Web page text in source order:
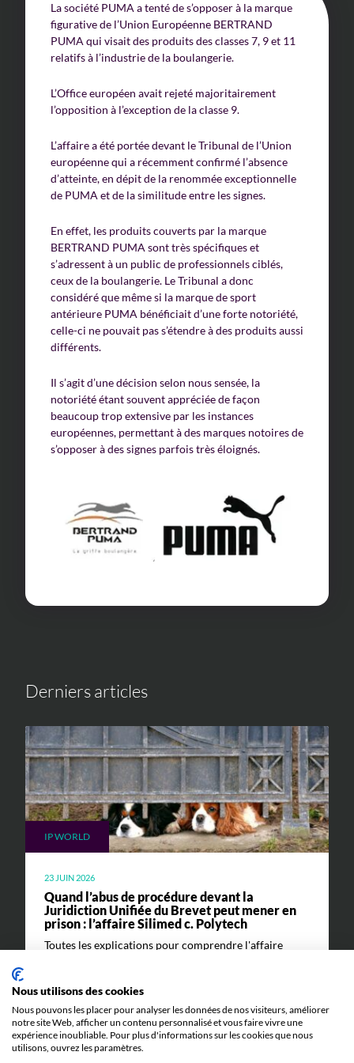
La société PUMA a tenté de s’opposer à la marque
figurative de l’Union Européenne BERTRAND
PUMA qui visait des produits des classes 7, 9 et 11
relatifs à l’industrie de la boulangerie.
L’Office européen avait rejeté majoritairement
l’opposition à l’exception de la classe 9.
L’affaire a été portée devant le Tribunal de l’Union
européenne qui a récemment confirmé l’absence
d’atteinte, en dépit de la renommée exceptionnelle
de PUMA et de la similitude entre les signes.
En effet, les produits couverts par la marque
BERTRAND PUMA sont très spécifiques et
s’adressent à un public de professionnels ciblés,
ceux de la boulangerie. Le Tribunal a donc
considéré que même si la marque de sport
antérieure PUMA bénéficiait d’une forte notoriété,
celle-ci ne pouvait pas s’étendre à des produits aussi
différents.
Il s’agit d’une décision selon nous sensée, la
notoriété étant souvent appréciée de façon
beaucoup trop extensive par les instances
européennes, permettant à des marques notoires de
s’opposer à des signes parfois très éloignés.
Derniers articles
IP WORLD
23 JUIN 2026
Quand l’abus de procédure devant la
Juridiction Unifiée du Brevet peut mener en
prison : l’affaire Silimed c. Polytech
Toutes les explications pour comprendre l'affaire
Nous utilisons des cookies
Nous pouvons les placer pour analyser les données de nos visiteurs, améliorer
notre site Web, afficher un contenu personnalisé et vous faire vivre une
expérience inoubliable. Pour plus d'informations sur les cookies que nous
utilisons, ouvrez les paramètres.